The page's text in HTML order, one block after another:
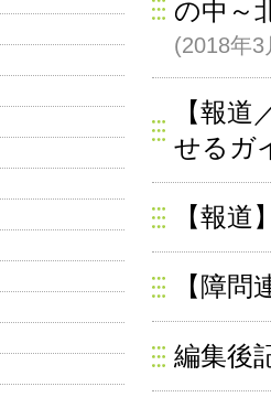
の中～
(2018年3
【報
せるガ
【報
【障
編集後